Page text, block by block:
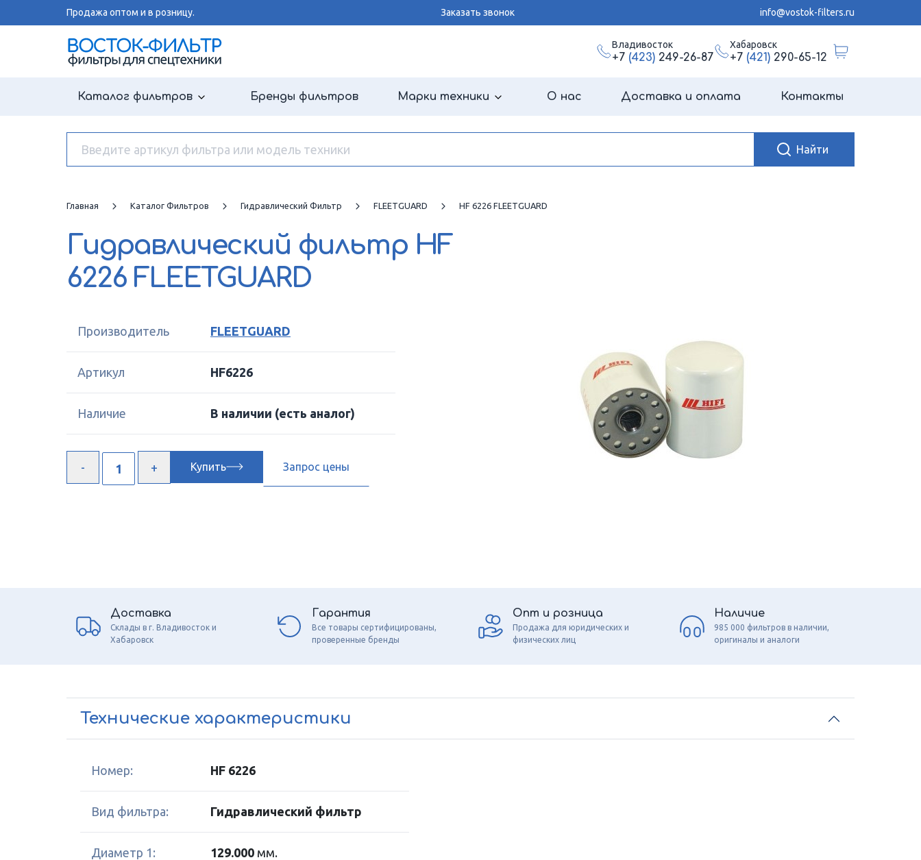
Продажа оптом и в розницу. Заказать звонок info@vostok-filters.ru
Владивосток
+7 (423)249-26-87
Хабаровск
+7 (421)290-65-12
Каталог фильтров Бренды фильтров Марки техники О нас Доставка и оплата Контакты
Главная Каталог Фильтров Гидравлический Фильтр FLEETGUARD HF 6226 FLEETGUARD
Гидравлический фильтр HF
6226 FLEETGUARD
Производитель FLEETGUARD
Артикул HF6226
Наличие В наличии (есть аналог)
Купить Запрос цены
Доставка
Склады в г. Владивосток и
Хабаровск
Гарантия
Все товары сертифицированы,
проверенные бренды
Опт и розница
Продажа для юридических и
физических лиц
Наличие
985 000 фильтров в наличии,
оригиналы и аналоги
Технические характеристики
Номер: HF 6226
Вид фильтра: Гидравлический фильтр
Диаметр 1: 129.000 мм.